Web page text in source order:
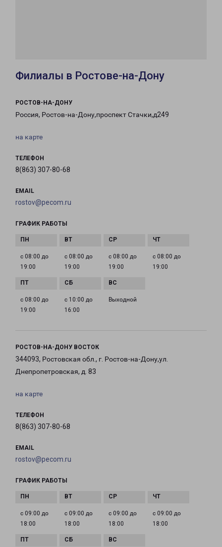
Филиалы в Ростове-на-Дону
РОСТОВ-НА-ДОНУ
Россия, Ростов-на-Дону,проспект Стачки,д249
на карте
ТЕЛЕФОН
8(863) 307-80-68
EMAIL
rostov@pecom.ru
ГРАФИК РАБОТЫ
с 08:00 до
19:00
с 08:00 до
19:00
с 08:00 до
19:00
с 08:00 до
19:00
с 08:00 до
19:00
с 10:00 до
16:00
Выходной
РОСТОВ-НА-ДОНУ ВОСТОК
344093, Ростовская обл., г. Ростов-на-Дону,ул.
Днепропетровская, д. 83
на карте
ТЕЛЕФОН
8(863) 307-80-68
EMAIL
rostov@pecom.ru
ГРАФИК РАБОТЫ
с 09:00 до
18:00
с 09:00 до
18:00
с 09:00 до
18:00
с 09:00 до
18:00